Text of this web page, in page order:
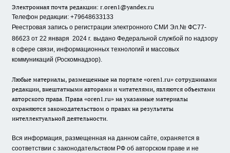
Электронная почта редакции: r.oren1@yandex.ru
Телефон редакции: +79648633133
Реестровая запись о регистрации электронного СМИ Эл.№ ФС77-
86623 от 22 января 2024 г. выдано Федеральной службой по надзору
в сфере связи, информационных технологий и массовых
коммуникаций (Роскомнадзор).
Любые материалы, размещенные на портале «oren1.ru» сотрудниками
редакции, внештатными авторами и читателями, являются объектами
авторского права. Права «oren1.ru» на указанные материалы
охраняются законодательством о правах на результаты
интеллектуальной деятельности.
Вся информация, размещенная на данном сайте, охраняется в
соответствии с законодательством РФ об авторском праве и не